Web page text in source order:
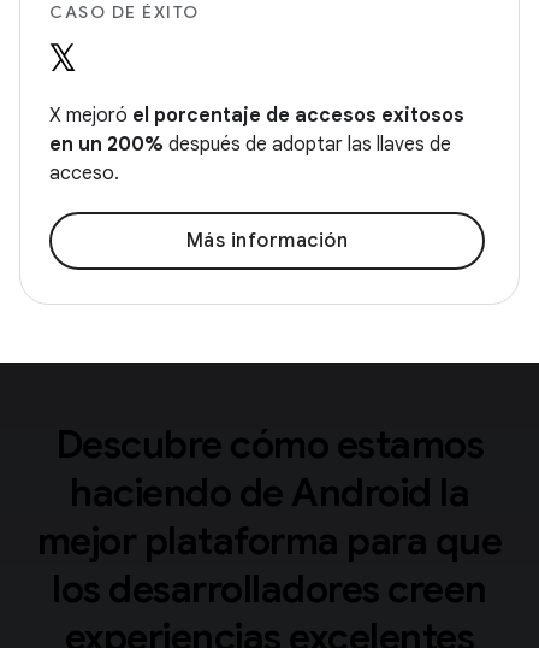
CASO DE ÉXITO
X mejoró el porcentaje de accesos exitosos
en un 200% después de adoptar las llaves de
acceso.
Más información
Descubre cómo estamos
haciendo de Android la
mejor plataforma para que
los desarrolladores creen
experiencias excelentes